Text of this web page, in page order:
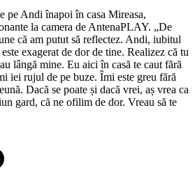
pe Andi înapoi în casa Mireasa,
la camera de AntenaPLAY. „De
că am putut să reflectez. Andi, iubitul
exagerat de dor de tine. Realizez că tu
lângă mine. Eu aici în casă te caut fără
iei rujul de pe buze. Îmi este greu fără
Dacă se poate și dacă vrei, aș vrea ca
gard, că ne ofilim de dor. Vreau să te